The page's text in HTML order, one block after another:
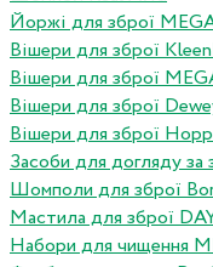
Йоржі для зброї
Вішери для зброї
Вішери для зброї
Вішери для зброї
Вішери для зброї
Засоби для догляду
Шомполи для зброї
Мастила для зброї
Набори для чищення